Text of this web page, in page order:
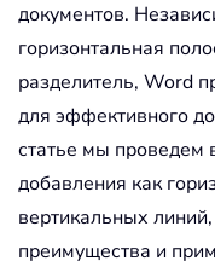
документов.
горизонтальная
разделитель, Word
для эффективного
статье мы проведем
добавления как
вертикальных
преимущества и